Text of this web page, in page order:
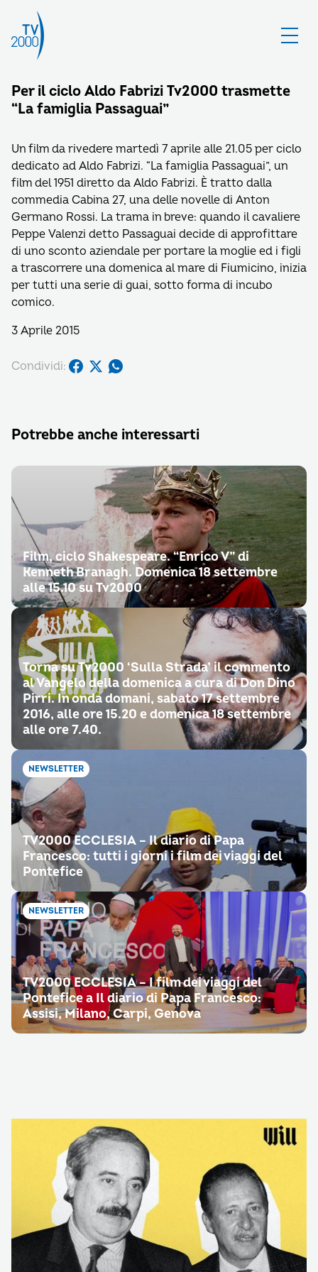
Per il ciclo Aldo Fabrizi Tv2000 trasmette
“La famiglia Passaguai”
Un film da rivedere martedì 7 aprile alle 21.05 per ciclo
dedicato ad Aldo Fabrizi. “La famiglia Passaguai”, un
film del 1951 diretto da Aldo Fabrizi. È tratto dalla
commedia Cabina 27, una delle novelle di Anton
Germano Rossi. La trama in breve: quando il cavaliere
Peppe Valenzi detto Passaguai decide di approfittare
di uno sconto aziendale per portare la moglie ed i figli
a trascorrere una domenica al mare di Fiumicino, inizia
per tutti una serie di guai, sotto forma di incubo
comico.
3 Aprile 2015
Condividi:
Potrebbe anche interessarti
Film, ciclo Shakespeare. “Enrico V” di
Kenneth Branagh. Domenica 18 settembre
alle 15.10 su Tv2000
Torna su Tv2000 ‘Sulla Strada’ il commento
al Vangelo della domenica a cura di Don Dino
Pirri. In onda domani, sabato 17 settembre
2016, alle ore 15.20 e domenica 18 settembre
alle ore 7.40.
NEWSLETTER
TV2000 ECCLESIA – Il diario di Papa
Francesco: tutti i giorni i film dei viaggi del
Pontefice
NEWSLETTER
TV2000 ECCLESIA – I film dei viaggi del
Pontefice a Il diario di Papa Francesco:
Assisi, Milano, Carpi, Genova